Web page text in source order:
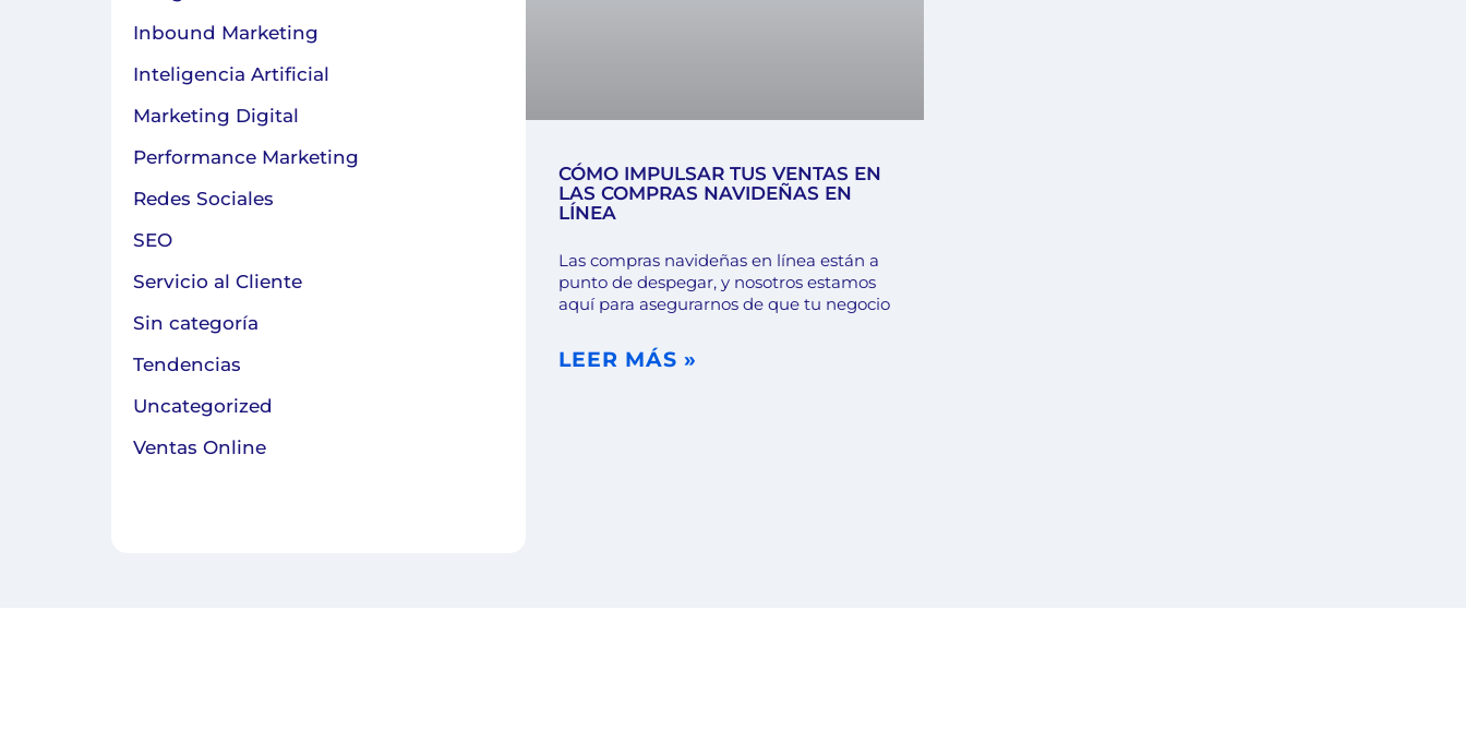
Inbound Marketing
Inteligencia Artificial
Marketing Digital
Performance Marketing
Redes Sociales
SEO
Servicio al Cliente
Sin categoría
Tendencias
Uncategorized
Ventas Online
CÓMO IMPULSAR TUS VENTAS EN
LAS COMPRAS NAVIDEÑAS EN
LÍNEA
Las compras navideñas en línea están a
punto de despegar, y nosotros estamos
aquí para asegurarnos de que tu negocio
LEER MÁS »